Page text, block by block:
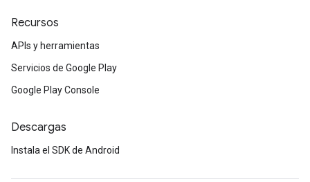
Recursos
APIs y herramientas
Servicios de Google Play
Google Play Console
Descargas
Instala el SDK de Android